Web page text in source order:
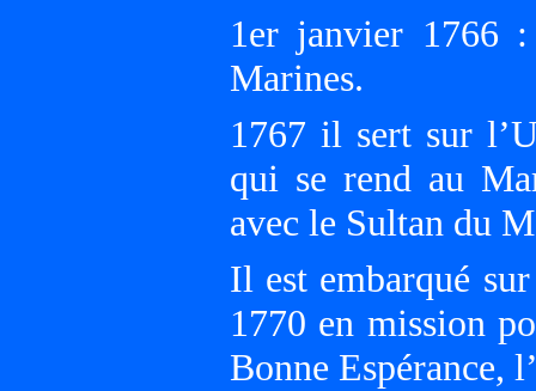
1er janvier 1766
Marines.
1767 il sert sur
qui se rend au
avec le Sultan du
Il est embarqué
1770 en mission
Bonne Espérance,